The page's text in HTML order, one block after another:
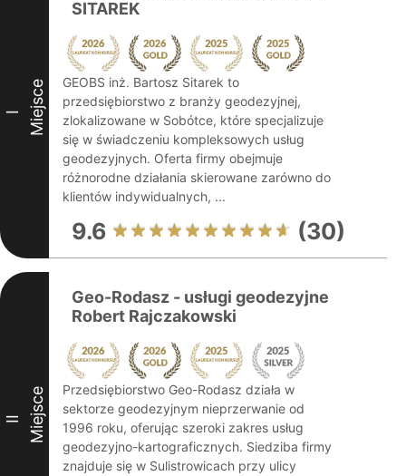
I Miejsce
SITAREK
GEOBS inż. Bartosz Sitarek to
przedsiębiorstwo z branży geodezyjnej,
zlokalizowane w Sobótce, które specjalizuje
się w świadczeniu kompleksowych usług
geodezyjnych. Oferta firmy obejmuje
różnorodne działania skierowane zarówno do
klientów indywidualnych, ...
9.6 (30)
II Miejsce
Geo-Rodasz - usługi geodezyjne
Robert Rajczakowski
Przedsiębiorstwo Geo-Rodasz działa w
sektorze geodezyjnym nieprzerwanie od
1996 roku, oferując szeroki zakres usług
geodezyjno-kartograficznych. Siedziba firmy
znajduje się w Sulistrowicach przy ulicy